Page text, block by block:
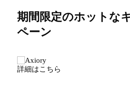
期間限定のホットな
ペーン
詳細はこちら